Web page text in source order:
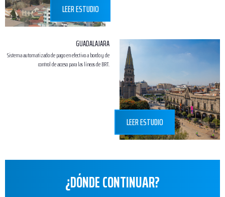
LEER ESTUDIO
LEER ESTUDIO
GUADALAJARA
Sistema automatizado de pago en efectivo a bordo y de
control de acceso para las líneas de BRT.
¿DÓNDE CONTINUAR?